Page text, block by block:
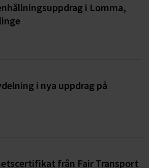
i Lomma,
i nya uppdrag på
från Fair Transport